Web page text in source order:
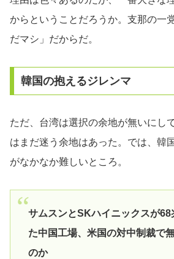
からということだろうか。支那の一
だマシ」だからだ。
韓国の抱えるジレンマ
ただ、台湾は選択の余地が無いにし
はまだ迷う余地はあった。では、韓
がなかなか難しいところ。
サムスンとSKハイニックスが68
た中国工場、米国の対中制裁で
のか